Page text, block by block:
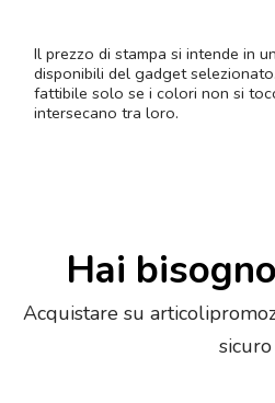
Il prezzo di stampa si intende in
disponibili del gadget
fattibile solo se i colori non si
intersecano tra loro.
Hai
Acquistare su
sicuro